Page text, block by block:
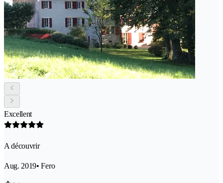
Excellent
A découvrir
Aug. 2019• Fero